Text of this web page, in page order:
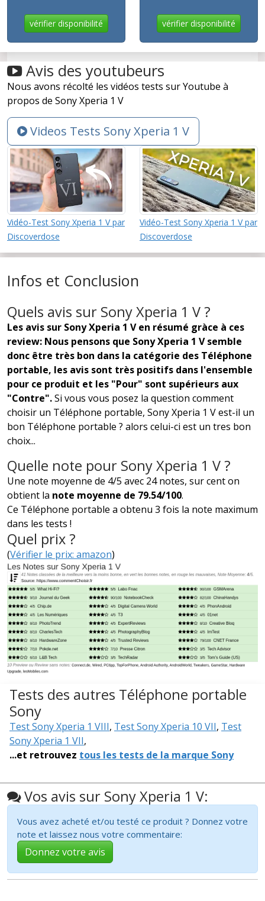
vérifier disponibilité vérifier disponibilité
Avis des youtubeurs
Nous avons récolté les vidéos tests sur Youtube à
propos de Sony Xperia 1 V
Videos Tests Sony Xperia 1 V
Vidéo-Test Sony Xperia 1 V par
Discoverdose
Vidéo-Test Sony Xperia 1 V par
Discoverdose
Infos et Conclusion
Quels avis sur Sony Xperia 1 V ?
Les avis sur Sony Xperia 1 V en résumé gràce à ces
review: Nous pensons que Sony Xperia 1 V semble
donc être très bon dans la catégorie des Téléphone
portable, les avis sont très positifs dans l'ensemble
pour ce produit et les "Pour" sont supérieurs aux
"Contre".Si vous vous posez la question comment
choisir un Téléphone portable, Sony Xperia 1 V est-il un
bon Téléphone portable ? alors celui-ci est un tres bon
choix...
Quelle note pour Sony Xperia 1 V ?
Une note moyenne de 4/5 avec 24 notes, sur cent on
obtient la note moyenne de 79.54/100.
Ce Téléphone portable a obtenu 3 fois la note maximum
dans les tests !
Quel prix ?
(Vérifier le prix: amazon)
Tests des autres Téléphone portable
Sony
Test Sony Xperia 1 VIII, Test Sony Xperia 10 VII, Test
Sony Xperia 1 VII,
...et retrouvez tous les tests de la marque Sony
Vos avis sur Sony Xperia 1 V:
Vous avez acheté et/ou testé ce produit ? Donnez votre
note et laissez nous votre commentaire:
Donnez votre avis